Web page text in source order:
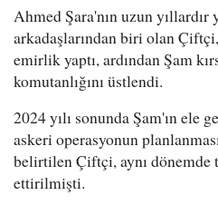
Ahmed Şara'nın uzun yıllardır
arkadaşlarından biri olan
emirlik yaptı, ardından Şam
komutanlığını üstlendi.
2024 yılı sonunda Şam'ın ele
askeri operasyonun
belirtilen Çiftçi, aynı
ettirilmişti.